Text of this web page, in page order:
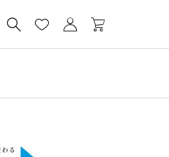
   